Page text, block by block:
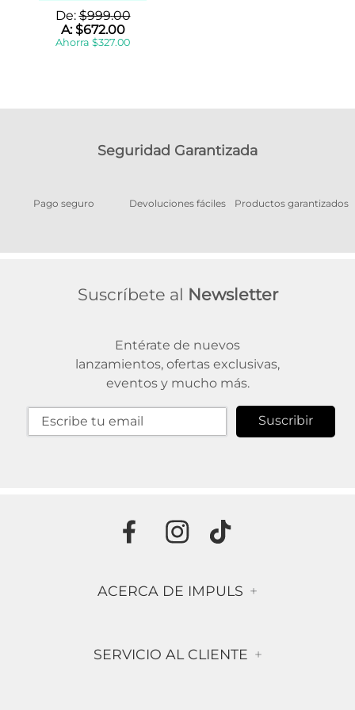
De:$999.00
A:$672.00
Ahorra $327.00
Seguridad Garantizada
Pago seguro Devoluciones fáciles Productos garantizados
Suscríbete al Newsletter
Entérate de nuevos
lanzamientos, ofertas exclusivas,
eventos y mucho más.
Suscribir
ACERCA DE IMPULS +
SERVICIO AL CLIENTE +